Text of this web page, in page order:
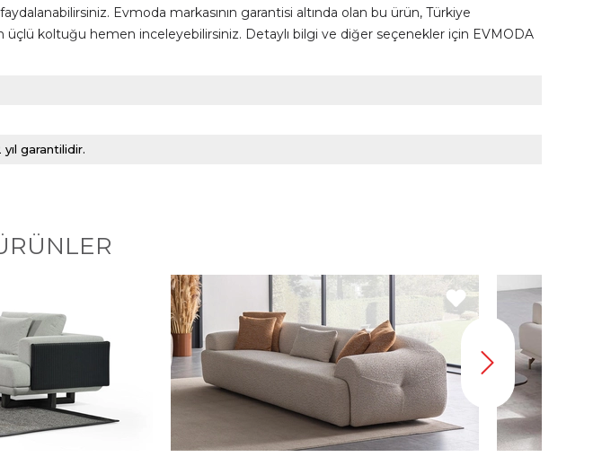
Evmoda markasının garantisi altında olan bu ürün, Türkiye
üçlü koltuğu hemen inceleyebilirsiniz. Detaylı bilgi ve diğer seçenekler için EVMODA
garantilidir.